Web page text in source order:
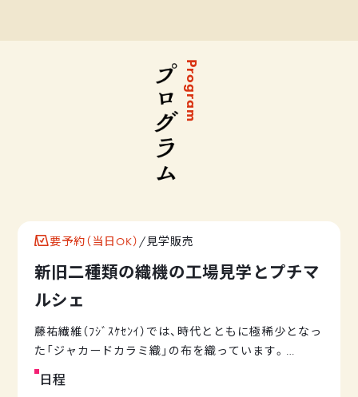
Program
要予約（当日OK） /見学販売
新旧二種類の織機の工場見学とプチマ
ルシェ
藤祐繊維（ﾌｼﾞｽｹｾﾝｲ）では、時代とともに極稀少となっ
た「ジャカードカラミ織」の布を織っています。
見学会ではジャカードカラミを織る古いシャトル式自
動織機と、そのシャトルに入れる糸を巻くワインダ
日程